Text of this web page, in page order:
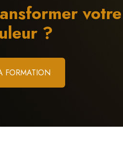
?
FORMATION